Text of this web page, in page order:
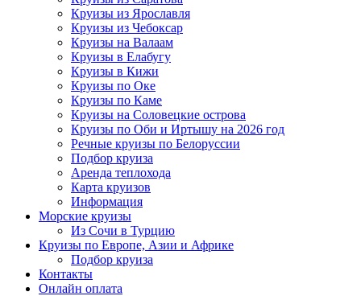
Круизы из Ярославля
Круизы из Чебоксар
Круизы на Валаам
Круизы в Елабугу
Круизы в Кижи
Круизы по Оке
Круизы по Каме
Круизы на Соловецкие острова
Круизы по Оби и Иртышу на 2026 год
Речные круизы по Белоруссии
Подбор круиза
Аренда теплохода
Карта круизов
Информация
Морские круизы
Из Сочи в Турцию
Круизы по Европе, Азии и Африке
Подбор круиза
Контакты
Онлайн оплата